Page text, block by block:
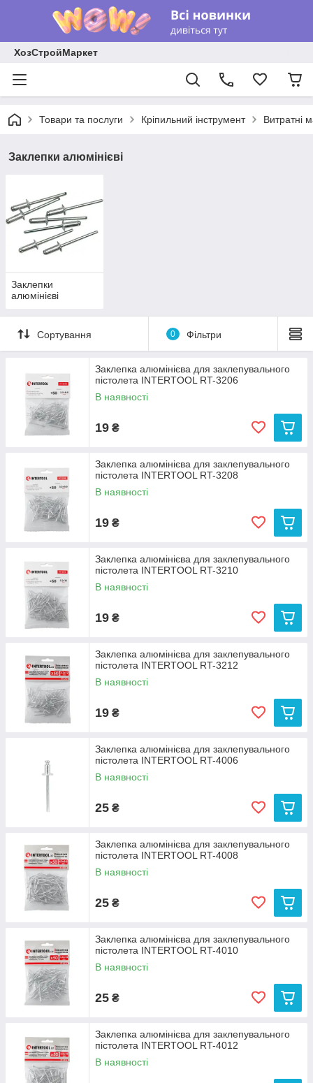
ХозСтройМаркет
Товари та послуги Кріпильний інструмент Витратні
Заклепки алюмінієві
Заклепки
алюмінієві
Сортування 0 Фільтри
Заклепка алюмінієва для заклепувального
пістолета INTERTOOL RT-3206
В наявності
19 ₴
Заклепка алюмінієва для заклепувального
пістолета INTERTOOL RT-3208
В наявності
19 ₴
Заклепка алюмінієва для заклепувального
пістолета INTERTOOL RT-3210
В наявності
19 ₴
Заклепка алюмінієва для заклепувального
пістолета INTERTOOL RT-3212
В наявності
19 ₴
Заклепка алюмінієва для заклепувального
пістолета INTERTOOL RT-4006
В наявності
25 ₴
Заклепка алюмінієва для заклепувального
пістолета INTERTOOL RT-4008
В наявності
25 ₴
Заклепка алюмінієва для заклепувального
пістолета INTERTOOL RT-4010
В наявності
25 ₴
Заклепка алюмінієва для заклепувального
пістолета INTERTOOL RT-4012
В наявності